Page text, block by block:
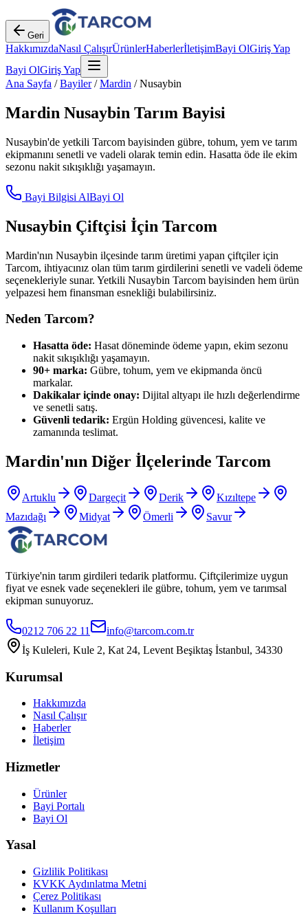
Geri
HakkımızdaNasıl ÇalışırÜrünlerHaberlerİletişimBayi OlGiriş Yap
Bayi OlGiriş Yap
Ana Sayfa /Bayiler/Mardin /Nusaybin
Mardin Nusaybin Tarım Bayisi
Nusaybin'de yetkili Tarcom bayisinden gübre, tohum, yem ve tarım
ekipmanını senetli ve vadeli olarak temin edin. Hasatta öde ile ekim
sezonu nakit sıkışıklığı yaşamayın.
Bayi Bilgisi AlBayi Ol
Nusaybin Çiftçisi İçin Tarcom
Mardin'nın Nusaybin ilçesinde tarım üretimi yapan çiftçiler için
Tarcom, ihtiyacınız olan tüm tarım girdilerini senetli ve vadeli ödeme
seçenekleriyle sunar. Yetkili Nusaybin Tarcom bayisinden hem ürün
yelpazesi hem finansman esnekliği bulabilirsiniz.
Neden Tarcom?
Hasatta öde: Hasat döneminde ödeme yapın, ekim sezonu
nakit sıkışıklığı yaşamayın.
90+ marka: Gübre, tohum, yem ve ekipmanda öncü
markalar.
Dakikalar içinde onay: Dijital altyapı ile hızlı değerlendirme
ve senetli satış.
Güvenli tedarik: Ergün Holding güvencesi, kalite ve
zamanında teslimat.
Mardin'nın Diğer İlçelerinde Tarcom
Artuklu Dargeçit Derik
Kızıltepe
Mazıdağı
Midyat Ömerli Savur
Türkiye'nin tarım girdileri tedarik platformu. Çiftçilerimize uygun
fiyat ve esnek vade seçenekleri ile gübre, tohum, yem ve tarımsal
ekipman sunuyoruz.
0212 706 22 11
info@tarcom.com.tr
İş Kuleleri, Kule 2, Kat 24, Levent Beşiktaş İstanbul, 34330
Kurumsal
Hakkımızda
Nasıl Çalışır
Haberler
İletişim
Hizmetler
Ürünler
Bayi Portalı
Bayi Ol
Yasal
Gizlilik Politikası
KVKK Aydınlatma Metni
Çerez Politikası
Kullanım Koşulları